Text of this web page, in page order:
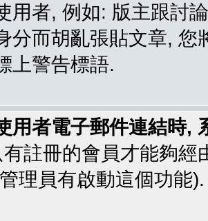
用者, 例如: 版主跟討
分而胡亂張貼文章,
上警告標語.
用者電子郵件連結時,
註冊的會員才能夠
理員有啟動這個功能